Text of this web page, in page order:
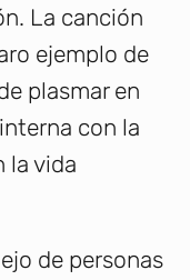
La canción
ejemplo de
plasmar en
con la
la vida
de personas